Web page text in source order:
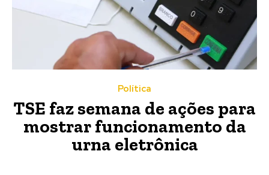
Política
TSE faz semana de ações para
mostrar funcionamento da
urna eletrônica